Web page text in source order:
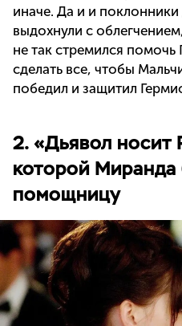
иначе. Да и и
выдохнули с
не так стремился помочь
сделать все, чтобы
победил и защитил
2. «Дьявол носит
которой
помощницу